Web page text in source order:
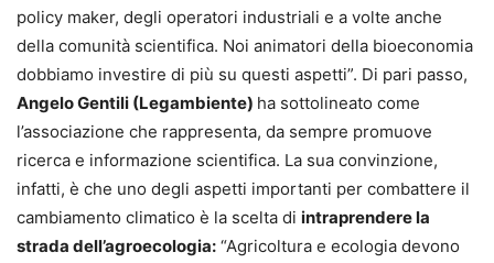
policy maker, degli operatori industriali e a volte anche
della comunità scientifica. Noi animatori della bioeconomia
dobbiamo investire di più su questi aspetti”. Di pari passo,
Angelo Gentili (Legambiente) ha sottolineato come
l’associazione che rappresenta, da sempre promuove
ricerca e informazione scientifica. La sua convinzione,
infatti, è che uno degli aspetti importanti per combattere il
cambiamento climatico è la scelta di intraprendere la
strada dell’agroecologia: “Agricoltura e ecologia devono